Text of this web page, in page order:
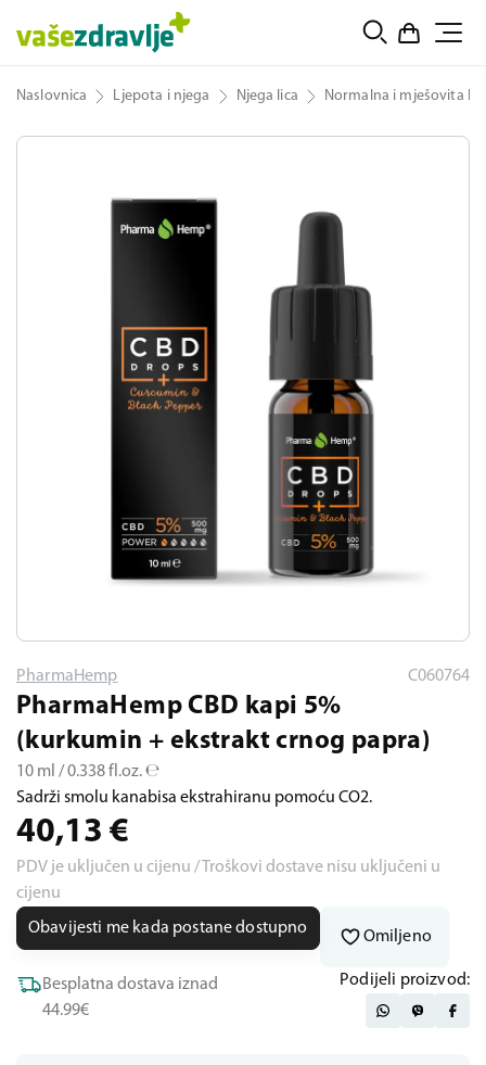
Naslovnica Ljepota i njega Njega lica Normalna i mješovita
PharmaHemp C060764
PharmaHemp CBD kapi 5%
(kurkumin + ekstrakt crnog papra)
10 ml / 0.338 fl.oz. ℮
Sadrži smolu kanabisa ekstrahiranu pomoću CO2.
40,13 €
PDV je uključen u cijenu / Troškovi dostave nisu uključeni u
cijenu
Obavijesti me kada postane dostupno
Omiljeno
Besplatna dostava iznad
44.99€
Podijeli proizvod: